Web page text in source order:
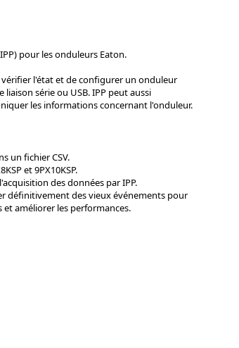
pour les onduleurs Eaton.
l'état et de configurer un onduleur
série ou USB. IPP peut aussi
les informations concernant l'onduleur.
un fichier CSV.
et 9PX10KSP.
des données par IPP.
définitivement des vieux événements pour
et améliorer les performances.